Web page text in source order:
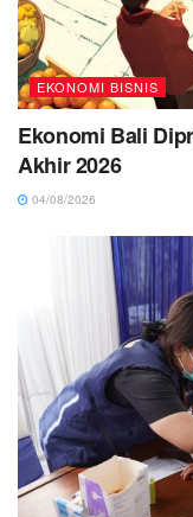
EKONOMI BISNIS
Ekonomi Bali
Akhir 2026
04/08/2026